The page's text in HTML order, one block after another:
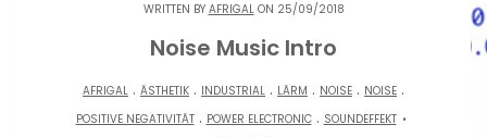
WRITTEN BY AFRIGALON 25/09/2018
Noise Music Intro
AFRIGAL . ÄSTHETIK . INDUSTRIAL . LÄRM . NOISE . NOISE .
POSITIVE NEGATIVITÄT. POWER ELECTRONIC. SOUNDEFFEKT